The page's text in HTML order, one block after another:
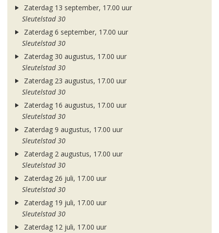
Zaterdag 13 september, 17.00 uur
Sleutelstad 30
Zaterdag 6 september, 17.00 uur
Sleutelstad 30
Zaterdag 30 augustus, 17.00 uur
Sleutelstad 30
Zaterdag 23 augustus, 17.00 uur
Sleutelstad 30
Zaterdag 16 augustus, 17.00 uur
Sleutelstad 30
Zaterdag 9 augustus, 17.00 uur
Sleutelstad 30
Zaterdag 2 augustus, 17.00 uur
Sleutelstad 30
Zaterdag 26 juli, 17.00 uur
Sleutelstad 30
Zaterdag 19 juli, 17.00 uur
Sleutelstad 30
Zaterdag 12 juli, 17.00 uur